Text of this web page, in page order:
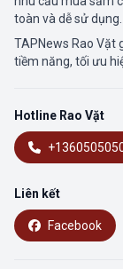
toàn và dễ sử dụng.
TAPNews Rao Vặt
tiềm năng, tối ưu
Hotline Rao Vặt
Liên kết
Facebook